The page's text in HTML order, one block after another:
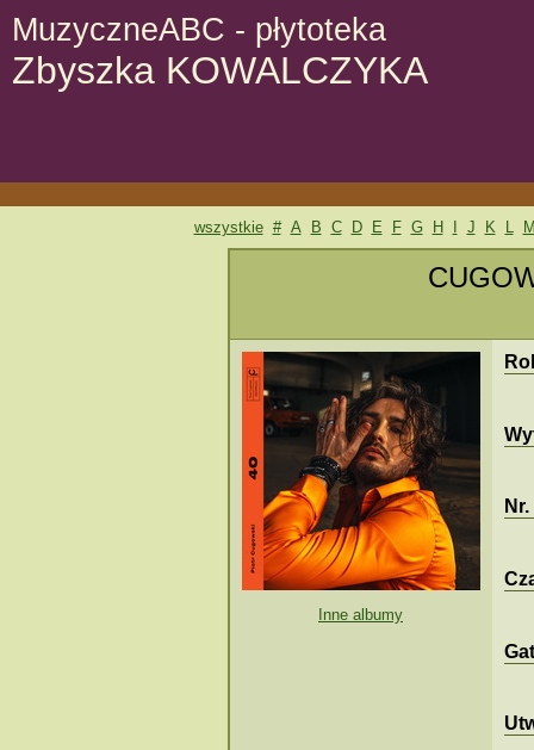
MuzyczneABC - płytoteka
Zbyszka KOWALCZYKA
wszystkie # A B C D E F G H J K L
Inne albumy